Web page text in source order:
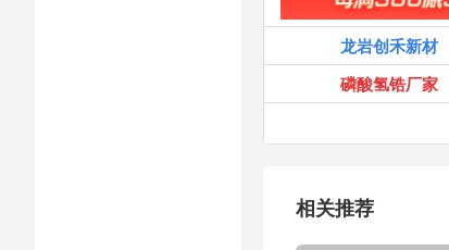
龙岩创禾新材
磷酸氢锆厂家
相关推荐